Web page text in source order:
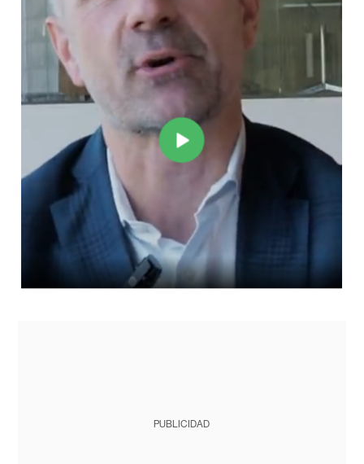
PUBLICIDAD